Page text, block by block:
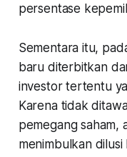
persentase
Sementara itu,
baru diterbitkan
investor tertentu
Karena tidak
pemegang saham,
menimbulkan